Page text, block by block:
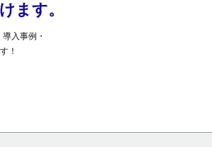
ます。
入事例・
！